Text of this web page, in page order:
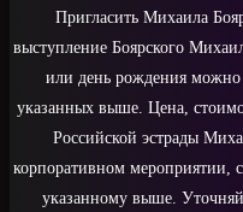
Пригласить Михаила
выступление Боярского
или день рождения
указанных выше. Цена,
Российской эстрады
корпоративном мероприятии,
указанному выше.